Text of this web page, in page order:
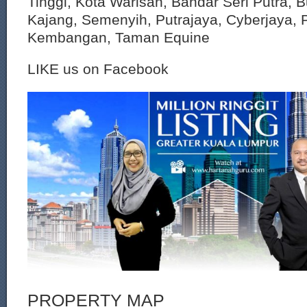
Kajang, Semenyih, Putrajaya, Cyberjaya,
Kembangan, Taman Equine
LIKE us on Facebook
PROPERTY MAP